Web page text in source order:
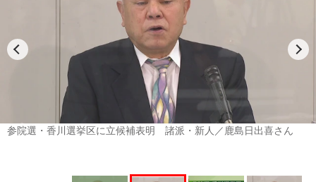
Play
参院選・香川選挙区に立候補表明 諸派・新人／鹿島日出喜さん